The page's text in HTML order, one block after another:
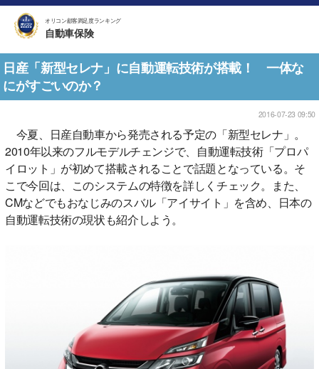
オリコン顧客満足度ランキング
自動車保険
日産「新型セレナ」に自動運転技術が搭載！ 一体な
にがすごいのか？
2016-07-23 09:50
今夏、日産自動車から発売される予定の「新型セレナ」。
2010年以来のフルモデルチェンジで、自動運転技術「プロパ
イロット」が初めて搭載されることで話題となっている。そ
こで今回は、このシステムの特徴を詳しくチェック。また、
CMなどでもおなじみのスバル「アイサイト」を含め、日本の
自動運転技術の現状も紹介しよう。